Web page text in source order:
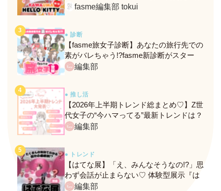
定メニュー＆グッズをレポ！
fasme編集部 tokui
● 診断
【fasme旅女子診断】あなたの旅行先での
素がバレちゃう!?fasme新診断がスター
ト！編集部
● 推し活
【2026年上半期トレンド総まとめ♡】Z世
代女子の“今ハマってる”最新トレンドは？
ネクストバズ予報もチェック♪
編集部
● トレンド
【はてな展】「え、みんなそうなの!?」思
わず会話が止まらない♡ 体験型展示『は
てな展』に行ってきたレポ
編集部